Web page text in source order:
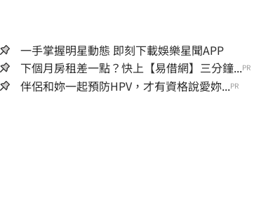
一手掌握明星動態 即刻下載娛樂星聞APP
下個月房租差一點？快上【易借網】三分鐘...PR
伴侶和妳一起預防HPV，才有資格說愛妳...PR